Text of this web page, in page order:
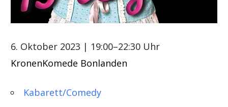
6. Oktober 2023 | 19:00–22:30 Uhr
KronenKomede Bonlanden
Kabarett/Comedy